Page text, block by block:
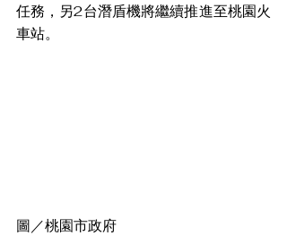
任務，另2台潛盾機將繼續推進至桃園火
車站。
圖／桃園市政府